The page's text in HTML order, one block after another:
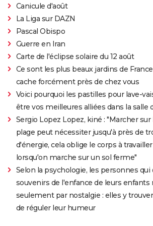
Canicule d'août
La Liga sur DAZN
Pascal Obispo
Guerre en Iran
Carte de l'éclipse solaire du 12 août
Ce sont les plus beaux jardins de
cache forcément près de chez vous
Voici pourquoi les pastilles pour lave-
être vos meilleures alliées dans la salle
Sergio Lopez Lopez, kiné : "Marcher sur
plage peut nécessiter jusqu'à près de
d'énergie, cela oblige le corps à
lorsqu'on marche sur un sol ferme"
Selon la psychologie, les personnes
souvenirs de l'enfance de leurs enfants
seulement par nostalgie : elles y
de réguler leur humeur